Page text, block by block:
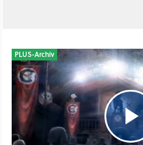
PLUS-Archiv